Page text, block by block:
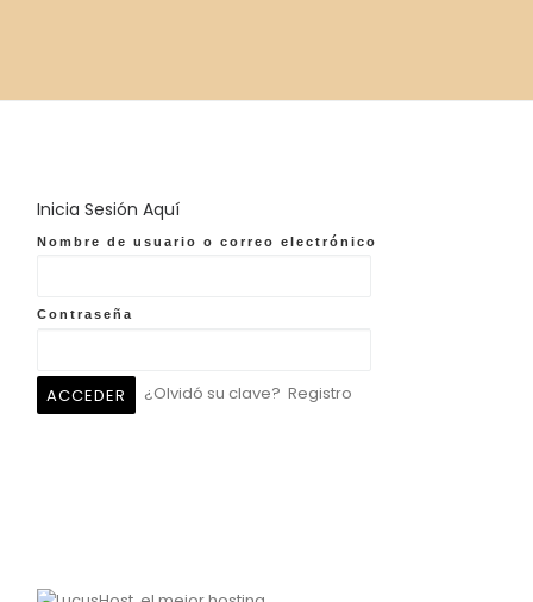
Inicia Sesión Aquí
Nombre de usuario o correo electrónico
Contraseña
¿Olvidó su clave? Registro